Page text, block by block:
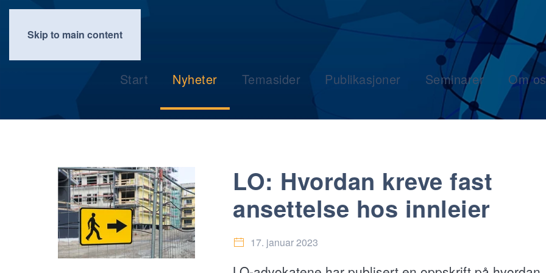
Skip to main content
Start Nyheter Temasider Publikasjoner Seminarer Om
LO: Hvordan kreve fast
ansettelse hos innleier
17. januar 2023